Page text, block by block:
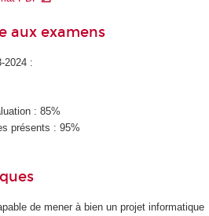
aux examens
2024 :
: 85%
présents : 95%
de mener à bien un projet informatique